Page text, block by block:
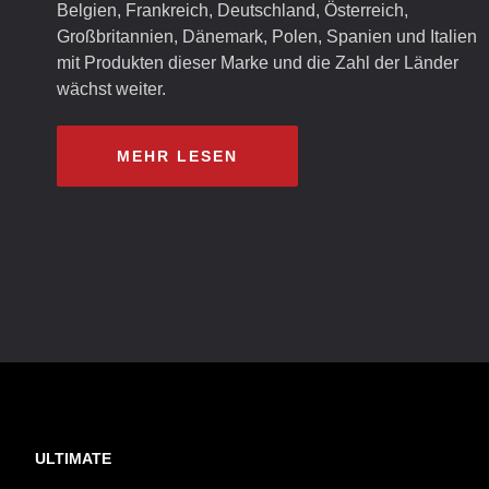
Belgien, Frankreich, Deutschland, Österreich,
Großbritannien, Dänemark, Polen, Spanien und Italien
mit Produkten dieser Marke und die Zahl der Länder
wächst weiter.
MEHR LESEN
ULTIMATE